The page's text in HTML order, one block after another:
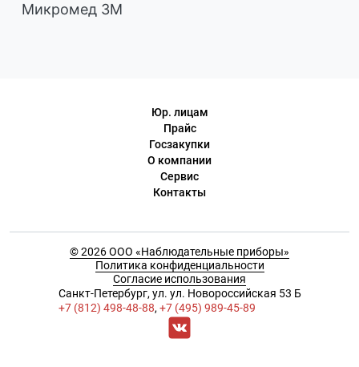
Микромед 3М
Юр. лицам
Прайс
Госзакупки
О компании
Сервис
Контакты
© 2026 ООО «Наблюдательные приборы»
Политика конфиденциальности
Согласие использования
Cанкт-Петербург, ул. ул. Новороссийская 53 Б
+7 (812) 498-48-88, +7 (495) 989-45-89